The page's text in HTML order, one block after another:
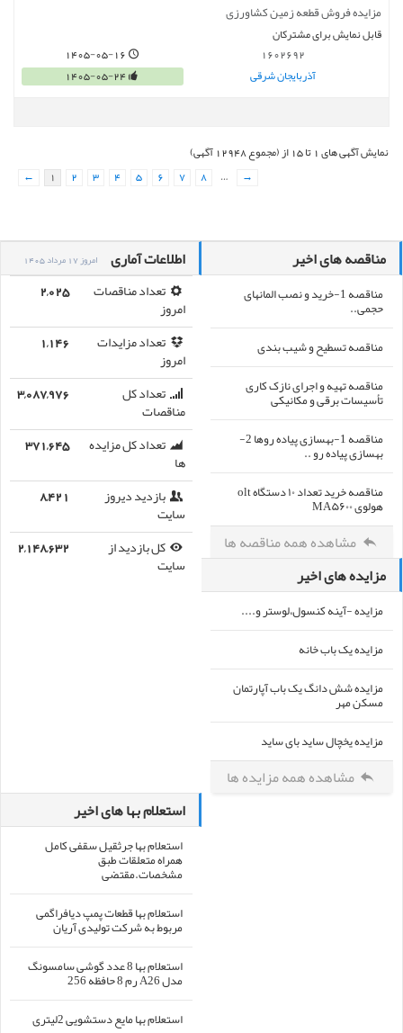
مزایده فروش قطعه زمین کشاورزی
قابل نمایش برای مشترکان
1602692
آذربایجان شرقی
1405-05-16
1405-05-24
نمایش آگهی های 1 تا 15 از (مجموع 12948 آگهی)
←
1 2 3 4 5 6 7 8 … →
اطلاعات آماری امروز 17 مرداد 1405
تعداد مناقصات
امروز
2,025
تعداد مزایدات
امروز
1,146
تعداد کل
مناقصات
3,087,976
تعداد کل مزایده
ها
371,645
بازدید دیروز
سایت
8,421
کل بازدید از
سایت
2,148,632
مناقصه های اخیر
مناقصه 1-خرید و نصب المانهای
حجمی..
مناقصه تسطیح و شیب بندی
مناقصه تهیه و اجرای نازک کاری
تأسیسات برقی و مکانیکی
مناقصه 1-بهسازی پیاده روها 2-
بهسازی پیاده رو ..
مناقصه خرید تعداد ۱۰ دستگاه olt
هولوی MA۵۶۰۰
مشاهده همه مناقصه ها
مزایده های اخیر
مزایده -آینه کنسول،لوستر و....
مزایده یک باب خانه
مزایده شش دانگ یک باب آپارتمان
مسکن مهر
مزایده یخچال ساید بای ساید
مشاهده همه مزایده ها
استعلام بها های اخیر
استعلام بها جرثقیل سقفی کامل
همراه متعلقات طبق
مشخصات.مقتضی
استعلام بها قطعات پمپ دیافراگمی
مربوط به شرکت تولیدی آریان
استعلام بها 8 عدد گوشی سامسونگ
مدل A26 رم 8 حافظه 256
استعلام بها مایع دستشویی 2لیتری